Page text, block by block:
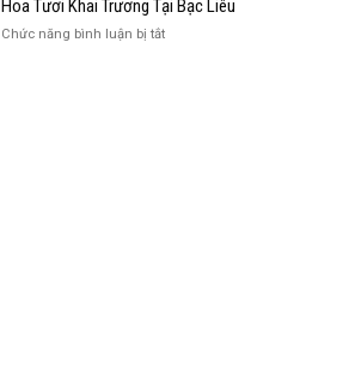
Bạc
Liêu
Khai
Hoa Tươi Khai Trương Tại Bạc Liêu
Chức năng bình luận bị tắtở